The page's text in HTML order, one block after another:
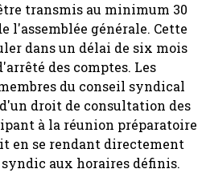
transmis au minimum 30
l'assemblée générale. Cette
dans un délai de six mois
des comptes. Les
du conseil syndical
droit de consultation des
à la réunion préparatoire
en se rendant directement
aux horaires définis.